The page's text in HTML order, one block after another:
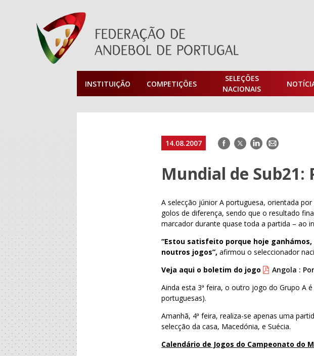
INSTITUIÇÃO COMPETIÇÕES
SELEÇÕES
NACIONAIS
14.08.2007 Facebook
TwitterLinkedIn
E-
Mundial de
A selecção júnior A portuguesa, orientada
golos de diferença, sendo que o resultado
marcador durante quase toda a partida – ao
“Estou satisfeito porque hoje
noutros jogos”, afirmou o seleccionador
Veja aqui o boletim do jogo
Angola :
Ainda esta 3ª feira, o outro jogo do Grupo A
portuguesas).
Amanhã, 4ª feira, realiza-se apenas uma
selecção da casa, Macedónia, e Suécia.
Calendário de Jogos do Campeonato do